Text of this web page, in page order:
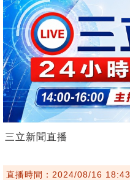
三立新聞直播
直播時間：2024/08/16 18:43